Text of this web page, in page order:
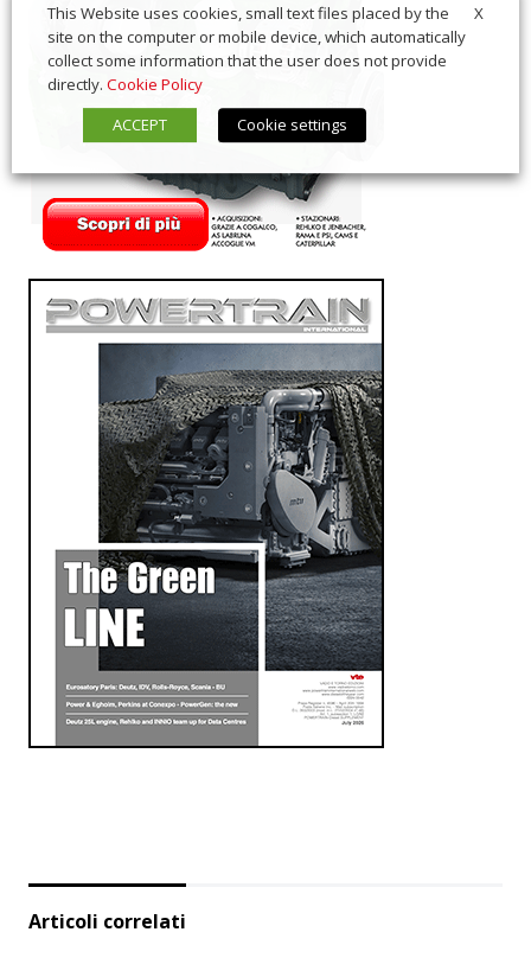
Articoli correlati
X
This Website uses cookies, small text files placed by the
site on the computer or mobile device, which automatically
collect some information that the user does not provide
directly. Cookie Policy
ACCEPT
Cookie settings